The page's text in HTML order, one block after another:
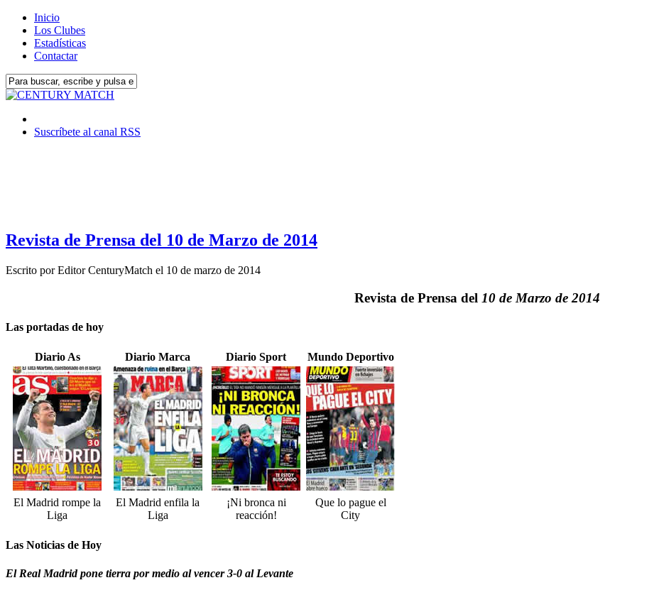
Inicio
Los Clubes
Estadísticas
Contactar
Suscríbete al canal RSS
Revista de Prensa del 10 de Marzo de 2014
Escrito porEditor CenturyMatch el 10 de marzo de 2014
Revista de Prensa del 10 de Marzo de 2014
Las portadas de hoy
Diario As Diario Marca Diario Sport Mundo Deportivo
El Madrid rompe la
Liga
El Madrid enfila la
Liga
¡Ni bronca ni
reacción!
Que lo pague el
City
Las Noticias de Hoy
El Real Madrid pone tierra por medio al vencer 3-0 al Levante